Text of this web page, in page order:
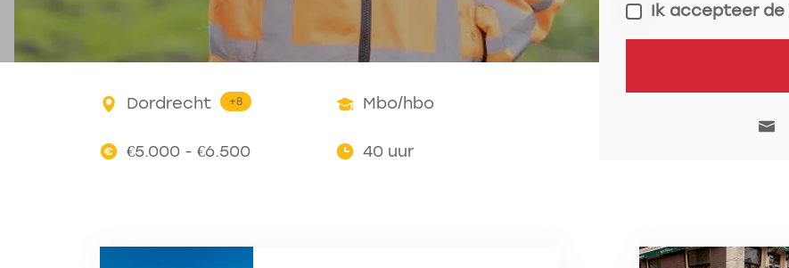
Ik accepteer de
Dordrecht +8
€5.000 - €6.500
Mbo/hbo
40 uur